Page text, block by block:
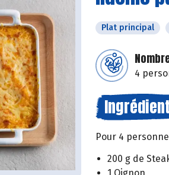
Plat principal
4
Pour 4
200 g de